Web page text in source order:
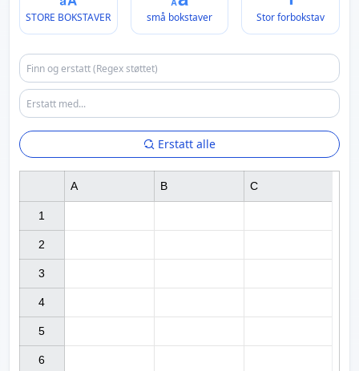
STORE BOKSTAVER små bokstaver Stor forbokstav
Erstatt alle
1
2
3
4
5
6
A B C